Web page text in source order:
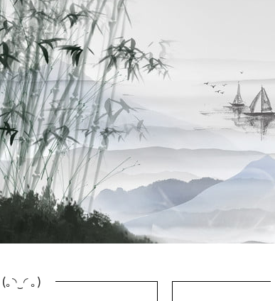
(｡◝‿◜ ｡)